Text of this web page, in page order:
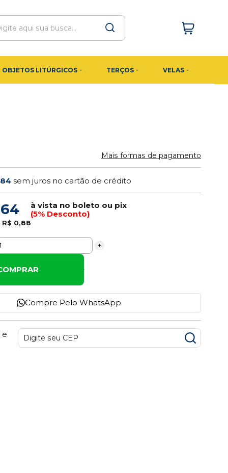
OBJETOS LITÚRGICOS TERÇOS VELAS
Mais formas de pagamento
sem juros no cartão de crédito
à vista no boleto ou pix
(5% Desconto)
R$ 0,88
+
Compre Pelo WhatsApp
e